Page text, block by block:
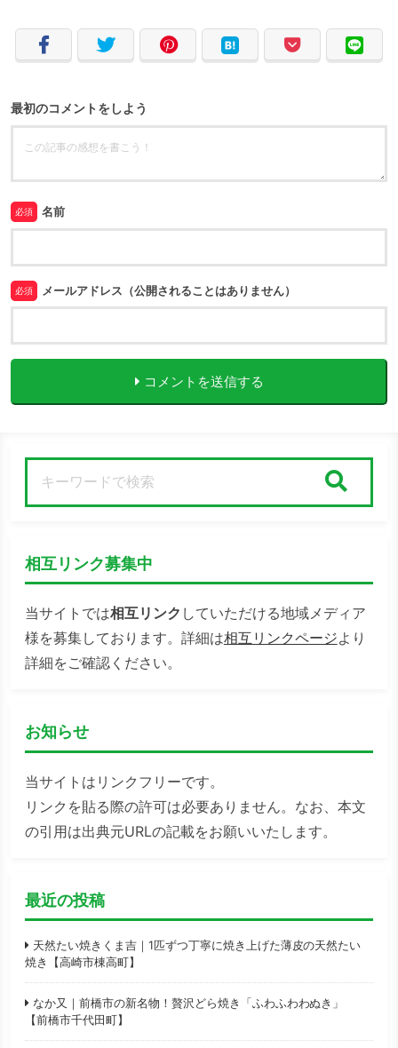
最初のコメントをしよう
必須 名前
必須 メールアドレス（公開されることはありません）
コメントを送信する
相互リンク募集中
当サイトでは相互リンク していただける地域メディア
様を募集しております。詳細は相互リンクページより
詳細をご確認ください。
お知らせ
当サイトはリンクフリーです。
リンクを貼る際の許可は必要ありません。なお、本文
の引用は出典元URLの記載をお願いいたします。
最近の投稿
天然たい焼きくま吉｜1匹ずつ丁寧に焼き上げた薄皮の天然たい
焼き【高崎市棟高町】
なか又｜前橋市の新名物！贅沢どら焼き「ふわふわわぬき」
【前橋市千代田町】